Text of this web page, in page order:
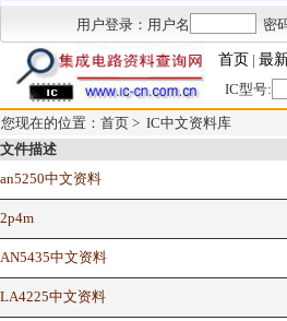
用户登录：用户名 密
首页 | 最
IC型号:
您现在的位置：首页 > IC中文资料库
文件描述
an5250中文资料
2p4m
AN5435中文资料
LA4225中文资料